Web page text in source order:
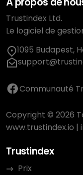
Trustindex Ltd.
Le logiciel de
1095 Budapest,
Communauté
Copyright © 2026
www.trustindex.io |
Trustindex
Prix